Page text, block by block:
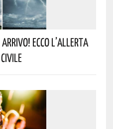
Ecco L’allerta